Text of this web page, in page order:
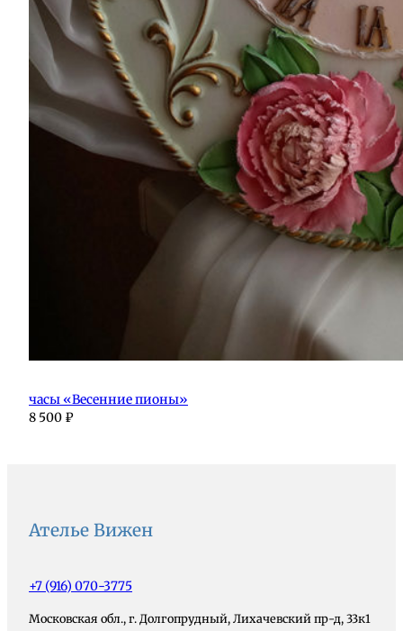
часы «Весенние пионы»
8 500 ₽
Ателье Вижен
+7 (916) 070-3775
Московская обл., г. Долгопрудный, Лихачевский пр-д, 33к1